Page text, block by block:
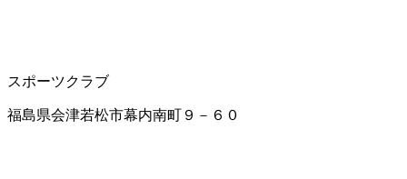
スポーツクラブ
福島県会津若松市幕内南町９－６０